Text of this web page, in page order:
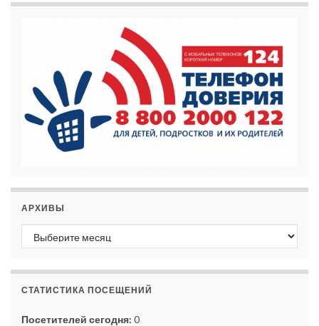
АРХИВЫ
Архивы
СТАТИСТИКА ПОСЕЩЕНИЙ
Посетителей сегодня: 0